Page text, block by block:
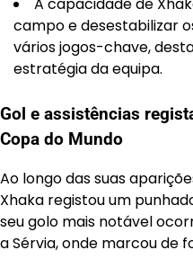
campo e desestabilizar
vários jogos-chave,
estratégia da equipa.
Gol e assistências
Copa do Mundo
Ao longo das suas
Xhaka registou um
seu golo mais notável
a Sérvia, onde marcou de